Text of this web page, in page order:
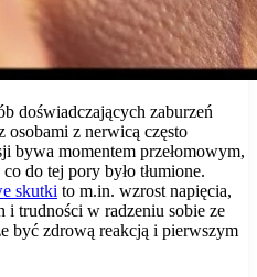
doświadczających zaburzeń
z nerwicą często
bywa momentem przełomowym,
do tej pory było tłumione.
skutki to m.in. wzrost napięcia,
i trudności w radzeniu sobie ze
być zdrową reakcją i pierwszym